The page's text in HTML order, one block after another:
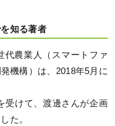
知る著者
代農業人（スマートファ
機構）は、2018年5月に
受けて、渡邊さんが企画
た。